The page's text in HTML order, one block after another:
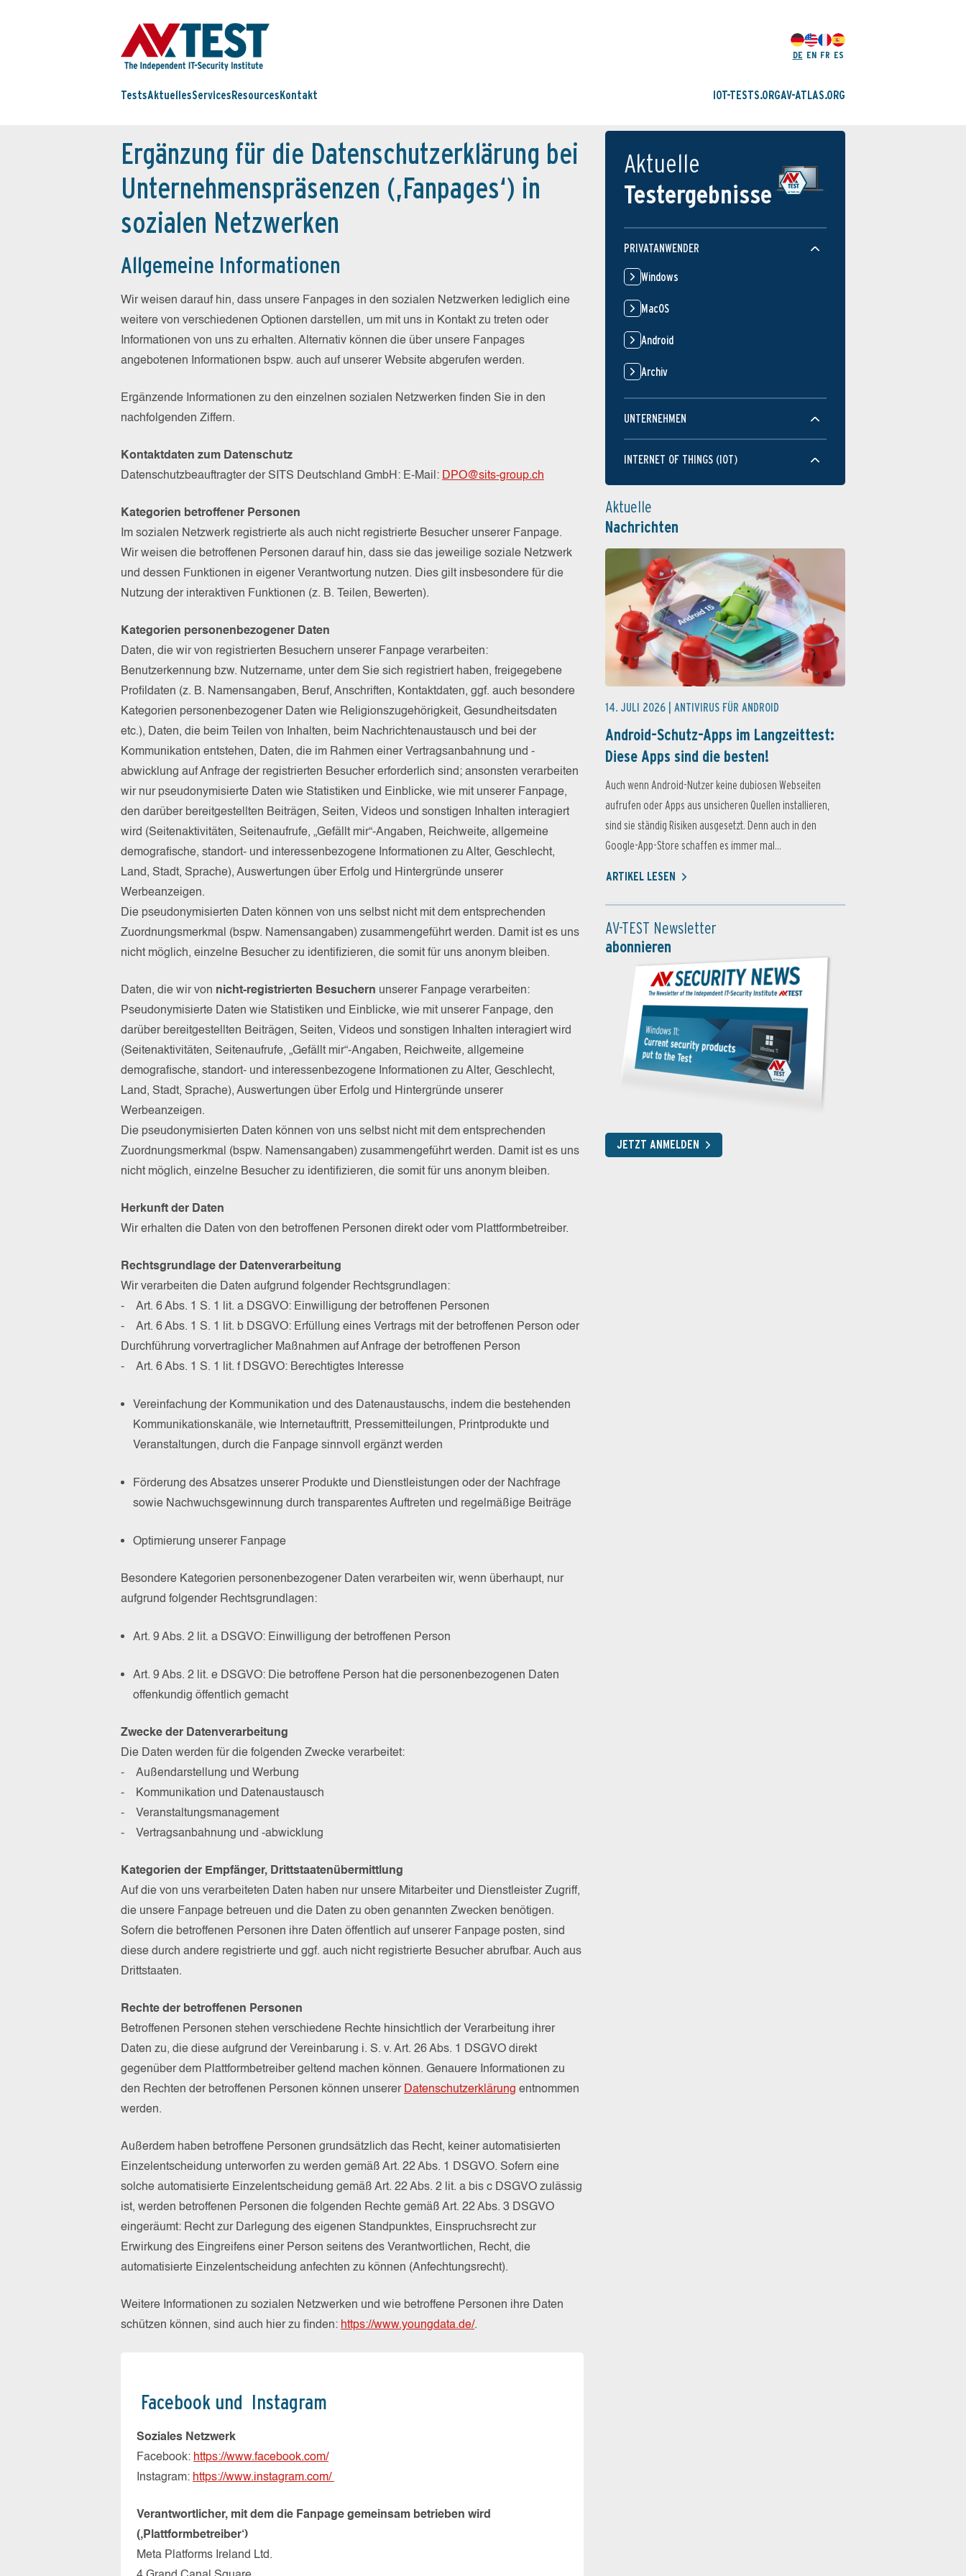
DE EN FR ES
TestsAktuellesServices Resources Kontakt IOT-TESTS.ORGAV-ATLAS.ORG
Ergänzung für die Datenschutzerklärung bei
Unternehmenspräsenzen (‚Fanpages‘) in
sozialen Netzwerken
Allgemeine Informationen
Wir weisen darauf hin, dass unsere Fanpages in den sozialen Netzwerken lediglich eine
weitere von verschiedenen Optionen darstellen, um mit uns in Kontakt zu treten oder
Informationen von uns zu erhalten. Alternativ können die über unsere Fanpages
angebotenen Informationen bspw. auch auf unserer Website abgerufen werden.
Ergänzende Informationen zu den einzelnen sozialen Netzwerken finden Sie in den
nachfolgenden Ziffern.
Kontaktdaten zum Datenschutz
Datenschutzbeauftragter der SITS Deutschland GmbH: E-Mail: DPO@sits-group.ch
Kategorien betroffener Personen
Im sozialen Netzwerk registrierte als auch nicht registrierte Besucher unserer Fanpage.
Wir weisen die betroffenen Personen darauf hin, dass sie das jeweilige soziale Netzwerk
und dessen Funktionen in eigener Verantwortung nutzen. Dies gilt insbesondere für die
Nutzung der interaktiven Funktionen (z. B. Teilen, Bewerten).
Kategorien personenbezogener Daten
Daten, die wir von registrierten Besuchern unserer Fanpage verarbeiten:
Benutzerkennung bzw. Nutzername, unter dem Sie sich registriert haben, freigegebene
Profildaten (z. B. Namensangaben, Beruf, Anschriften, Kontaktdaten, ggf. auch besondere
Kategorien personenbezogener Daten wie Religionszugehörigkeit, Gesundheitsdaten
etc.), Daten, die beim Teilen von Inhalten, beim Nachrichtenaustausch und bei der
Kommunikation entstehen, Daten, die im Rahmen einer Vertragsanbahnung und -
abwicklung auf Anfrage der registrierten Besucher erforderlich sind; ansonsten verarbeiten
wir nur pseudonymisierte Daten wie Statistiken und Einblicke, wie mit unserer Fanpage,
den darüber bereitgestellten Beiträgen, Seiten, Videos und sonstigen Inhalten interagiert
wird (Seitenaktivitäten, Seitenaufrufe, „Gefällt mir“-Angaben, Reichweite, allgemeine
demografische, standort- und interessenbezogene Informationen zu Alter, Geschlecht,
Land, Stadt, Sprache), Auswertungen über Erfolg und Hintergründe unserer
Werbeanzeigen.
Die pseudonymisierten Daten können von uns selbst nicht mit dem entsprechenden
Zuordnungsmerkmal (bspw. Namensangaben) zusammengeführt werden. Damit ist es uns
nicht möglich, einzelne Besucher zu identifizieren, die somit für uns anonym bleiben.
Daten, die wir von nicht-registrierten Besuchern unserer Fanpage verarbeiten:
Pseudonymisierte Daten wie Statistiken und Einblicke, wie mit unserer Fanpage, den
darüber bereitgestellten Beiträgen, Seiten, Videos und sonstigen Inhalten interagiert wird
(Seitenaktivitäten, Seitenaufrufe, „Gefällt mir“-Angaben, Reichweite, allgemeine
demografische, standort- und interessenbezogene Informationen zu Alter, Geschlecht,
Land, Stadt, Sprache), Auswertungen über Erfolg und Hintergründe unserer
Werbeanzeigen.
Die pseudonymisierten Daten können von uns selbst nicht mit dem entsprechenden
Zuordnungsmerkmal (bspw. Namensangaben) zusammengeführt werden. Damit ist es uns
nicht möglich, einzelne Besucher zu identifizieren, die somit für uns anonym bleiben.
Herkunft der Daten
Wir erhalten die Daten von den betroffenen Personen direkt oder vom Plattformbetreiber.
Rechtsgrundlage der Datenverarbeitung
Wir verarbeiten die Daten aufgrund folgender Rechtsgrundlagen:
- Art. 6 Abs. 1 S. 1 lit. a DSGVO: Einwilligung der betroffenen Personen
- Art. 6 Abs. 1 S. 1 lit. b DSGVO: Erfüllung eines Vertrags mit der betroffenen Person oder
Durchführung vorvertraglicher Maßnahmen auf Anfrage der betroffenen Person
- Art. 6 Abs. 1 S. 1 lit. f DSGVO: Berechtigtes Interesse
Vereinfachung der Kommunikation und des Datenaustauschs, indem die bestehenden
Kommunikationskanäle, wie Internetauftritt, Pressemitteilungen, Printprodukte und
Veranstaltungen, durch die Fanpage sinnvoll ergänzt werden
Förderung des Absatzes unserer Produkte und Dienstleistungen oder der Nachfrage
sowie Nachwuchsgewinnung durch transparentes Auftreten und regelmäßige Beiträge
Optimierung unserer Fanpage
Besondere Kategorien personenbezogener Daten verarbeiten wir, wenn überhaupt, nur
aufgrund folgender Rechtsgrundlagen:­
Art. 9 Abs. 2 lit. a DSGVO: Einwilligung der betroffenen Person
Art. 9 Abs. 2 lit. e DSGVO: Die betroffene Person hat die personenbezogenen Daten
offenkundig öffentlich gemacht
Zwecke der Datenverarbeitung
Die Daten werden für die folgenden Zwecke verarbeitet:
- Außendarstellung und Werbung
- Kommunikation und Datenaustausch
- Veranstaltungsmanagement
- Vertragsanbahnung und -abwicklung
Kategorien der Empfänger, Drittstaatenübermittlung
Auf die von uns verarbeiteten Daten haben nur unsere Mitarbeiter und Dienstleister Zugriff,
die unsere Fanpage betreuen und die Daten zu oben genannten Zwecken benötigen.
Sofern die betroffenen Personen ihre Daten öffentlich auf unserer Fanpage posten, sind
diese durch andere registrierte und ggf. auch nicht registrierte Besucher abrufbar. Auch aus
Drittstaaten.
Rechte der betroffenen Personen
Betroffenen Personen stehen verschiedene Rechte hinsichtlich der Verarbeitung ihrer
Daten zu, die diese aufgrund der Vereinbarung i. S. v. Art. 26 Abs. 1 DSGVO direkt
gegenüber dem Plattformbetreiber geltend machen können. Genauere Informationen zu
den Rechten der betroffenen Personen können unserer Datenschutzerklärung entnommen
werden.
Außerdem haben betroffene Personen grundsätzlich das Recht, keiner automatisierten
Einzelentscheidung unterworfen zu werden gemäß Art. 22 Abs. 1 DSGVO. Sofern eine
solche automatisierte Einzelentscheidung gemäß Art. 22 Abs. 2 lit. a bis c DSGVO zulässig
ist, werden betroffenen Personen die folgenden Rechte gemäß Art. 22 Abs. 3 DSGVO
eingeräumt: Recht zur Darlegung des eigenen Standpunktes, Einspruchsrecht zur
Erwirkung des Eingreifens einer Person seitens des Verantwortlichen, Recht, die
automatisierte Einzelentscheidung anfechten zu können (Anfechtungsrecht).
Weitere Informationen zu sozialen Netzwerken und wie betroffene Personen ihre Daten
schützen können, sind auch hier zu finden: https://www.youngdata.de/.
Facebook und Instagram
Soziales Netzwerk
Facebook: https://www.facebook.com/
Instagram: https://www.instagram.com/
Verantwortlicher, mit dem die Fanpage gemeinsam betrieben wird
(‚Plattformbetreiber‘)
Meta Platforms Ireland Ltd.
Aktuelle
Testergebnisse
PRIVATANWENDER
Windows
MacOS
Android
Archiv
UNTERNEHMEN
INTERNET OF THINGS (IOT)
Aktuelle
Nachrichten
14. JULI 2026 | ANTIVIRUS FÜR ANDROID
Android-Schutz-Apps im Langzeittest:
Diese Apps sind die besten!
Auch wenn Android-Nutzer keine dubiosen Webseiten
aufrufen oder Apps aus unsicheren Quellen installieren,
sind sie ständig Risiken ausgesetzt. Denn auch in den
Google-App-Store schaffen es immer mal...
ARTIKEL LESEN
AV-TEST Newsletter
abonnieren
JETZT ANMELDEN